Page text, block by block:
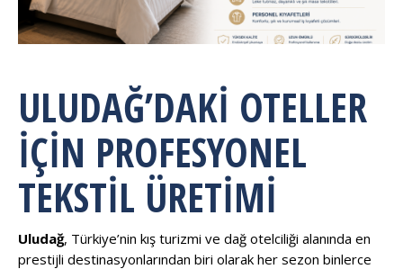
ULUDAĞ’DAKI OTELLER
İÇIN PROFESYONEL
TEKSTIL ÜRETIMI
Uludağ, Türkiye’nin kış turizmi ve dağ otelciliği alanında en
prestijli destinasyonlarından biri olarak her sezon binlerce